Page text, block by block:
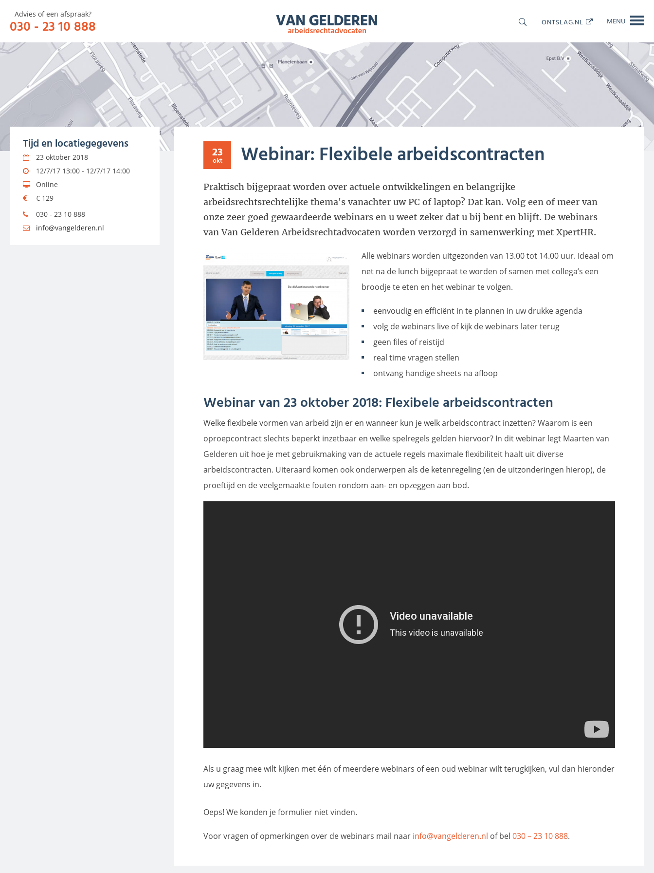
Advies of een afspraak?
030 - 23 10 888 MENU
ONTSLAG.NL
HOME OVER NIEUWS ARBEIDSRECHT VIDEO’S TOOLS CONTACT
23
okt Webinar: Flexibele arbeidscontracten
Praktisch bijgepraat worden over actuele ontwikkelingen en belangrijke
arbeidsrechtsrechtelijke thema's vanachter uw PC of laptop? Dat kan. Volg een of meer van
onze zeer goed gewaardeerde webinars en u weet zeker dat u bij bent en blijft. De webinars
van Van Gelderen Arbeidsrechtadvocaten worden verzorgd in samenwerking met XpertHR.
Alle webinars worden uitgezonden van 13.00 tot 14.00 uur. Ideaal om
net na de lunch bijgepraat te worden of samen met collega’s een
broodje te eten en het webinar te volgen.
eenvoudig en efficiënt in te plannen in uw drukke agenda
volg de webinars live of kijk de webinars later terug
geen files of reistijd
real time vragen stellen
ontvang handige sheets na afloop
Webinar van 23 oktober 2018: Flexibele arbeidscontracten
Welke flexibele vormen van arbeid zijn er en wanneer kun je welk arbeidscontract inzetten? Waarom is een
oproepcontract slechts beperkt inzetbaar en welke spelregels gelden hiervoor? In dit webinar legt Maarten van
Gelderen uit hoe je met gebruikmaking van de actuele regels maximale flexibiliteit haalt uit diverse
arbeidscontracten. Uiteraard komen ook onderwerpen als de ketenregeling (en de uitzonderingen hierop), de
proeftijd en de veelgemaakte fouten rondom aan- en opzeggen aan bod.
Als u graag mee wilt kijken met één of meerdere webinars of een oud webinar wilt terugkijken, vul dan hieronder
uw gegevens in.
Oeps! We konden je formulier niet vinden.
Voor vragen of opmerkingen over de webinars mail naar info@vangelderen.nl of bel 030 – 23 10 888.
Tijd en locatiegegevens
23 oktober 2018
12/7/17 13:00 - 12/7/17 14:00
Online
€ 129
030 - 23 10 888
info@vangelderen.nl